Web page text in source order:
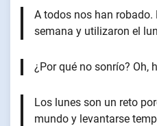
A todos nos han robado.
semana y utilizaron el
¿Por qué no sonrío? Oh,
Los lunes son un reto
mundo y levantarse